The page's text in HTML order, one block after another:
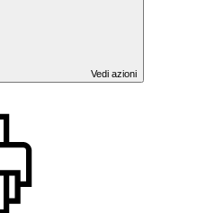
Vedi azioni